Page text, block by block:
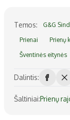
Temos: G&G
Prienai Prienų
Šventinės eitynės
Dalintis:
Šaltiniai:Prienų